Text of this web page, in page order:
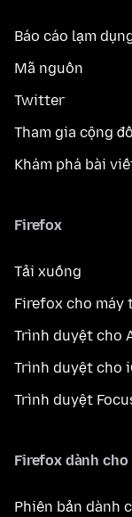
Báo cáo lạm
Mã nguồn
Twitter
Tham gia cộng
Khám phá bài
Firefox
Tải xuống
Firefox cho máy
Trình duyệt cho
Trình duyệt cho
Trình duyệt
Firefox dành
Phiên bản dành